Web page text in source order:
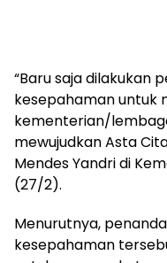
“Baru saja dilakukan
kesepahaman untuk
kementerian/
mewujudkan Asta
Mendes Yandri di
(27/2).
Menurutnya,
kesepahaman